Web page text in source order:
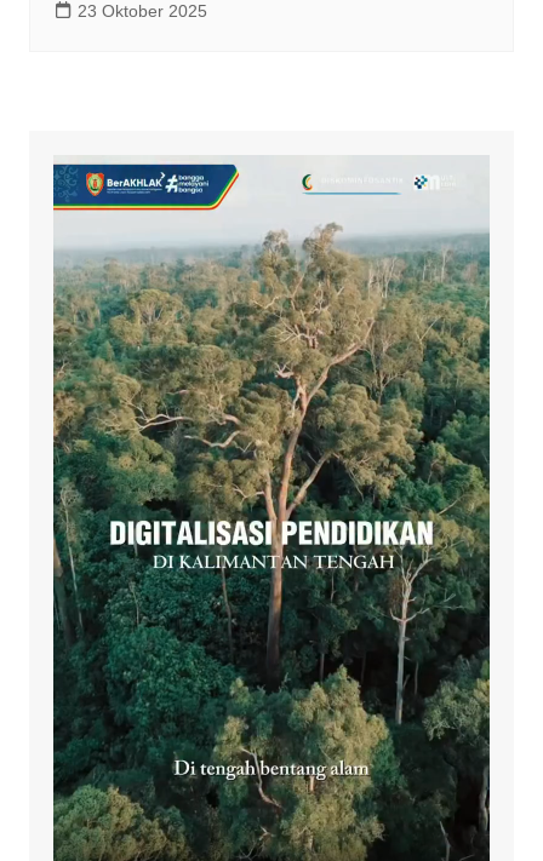
23 Oktober 2025